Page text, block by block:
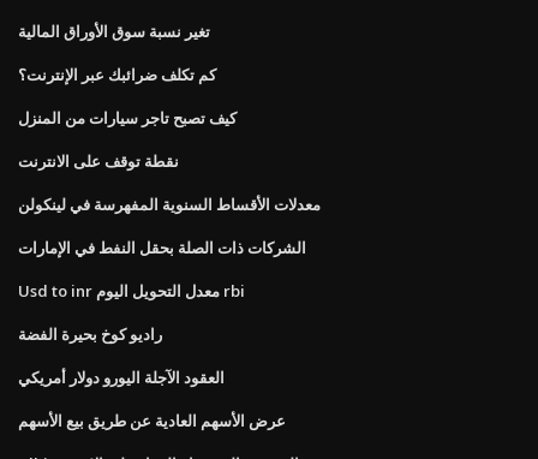
تغير نسبة سوق الأوراق المالية
كم تكلف ضرائبك عبر الإنترنت؟
كيف تصبح تاجر سيارات من المنزل
نقطة توقف على الانترنت
معدلات الأقساط السنوية المفهرسة في لينكولن
الشركات ذات الصلة بحقل النفط في الإمارات
Usd to inr معدل التحويل اليوم rbi
راديو كوخ بحيرة الفضة
العقود الآجلة اليورو دولار أمريكي
عرض الأسهم العادية عن طريق بيع الأسهم